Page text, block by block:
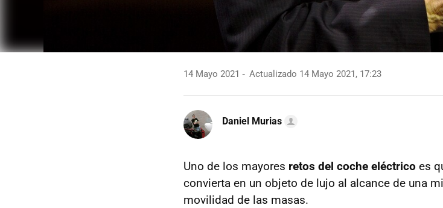
14 Mayo 2021 Actualizado 14 Mayo 2021, 17:23
Daniel Murias
Uno de los mayores retos del coche eléctrico es
convierta en un objeto de lujo al alcance de una
movilidad de las masas.